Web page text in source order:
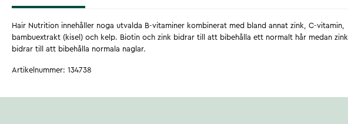
Hair Nutrition innehåller noga utvalda B-vitaminer kombinerat med bland annat zink, C-vitamin,
bambuextrakt (kisel) och kelp. Biotin och zink bidrar till att bibehålla ett normalt hår medan zink
bidrar till att bibehålla normala naglar.
Artikelnummer: 134738